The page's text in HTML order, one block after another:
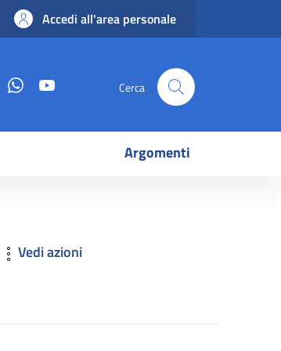
Accedi all'area personale
FacebookWhatsApp Cerca
Argomenti
Vedi azioni